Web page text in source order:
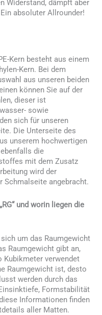
Widerstand, dämpft aber
absoluter Allrounder!
Kern besteht aus einem
Kern. Bei dem
aus unseren beiden
können Sie auf der
dieser ist
sowie
sich für unseren
Die Unterseite des
unserem hochwertigen
die
mit dem Zusatz
wird der
Schmalseite angebracht.
und worin liegen die
sich um das Raumgewicht
Raumgewicht gibt an,
verwendet
Raumgewicht ist, desto
werden durch das
Formstabilität
Informationen finden
aller Matten.